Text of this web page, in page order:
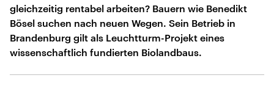
gleichzeitig rentabel arbeiten? Bauern wie Benedikt
Bösel suchen nach neuen Wegen. Sein Betrieb in
Brandenburg gilt als Leuchtturm-Projekt eines
wissenschaftlich fundierten Biolandbaus.